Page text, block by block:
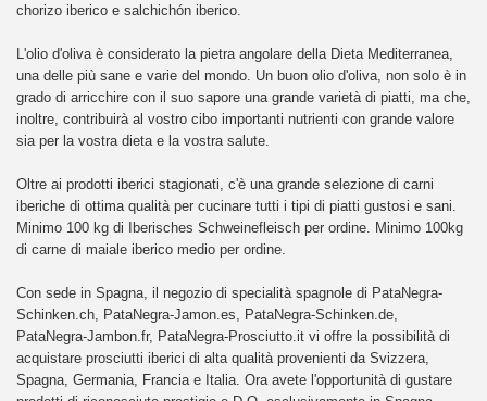
chorizo iberico e salchichón iberico.
L'olio d'oliva è considerato la pietra angolare della Dieta Mediterranea,
una delle più sane e varie del mondo. Un buon olio d'oliva, non solo è in
grado di arricchire con il suo sapore una grande varietà di piatti, ma che,
inoltre, contribuirà al vostro cibo importanti nutrienti con grande valore
sia per la vostra dieta e la vostra salute.
Oltre ai prodotti iberici stagionati, c'è una grande selezione di carni
iberiche di ottima qualità per cucinare tutti i tipi di piatti gustosi e sani.
Minimo 100 kg di Iberisches Schweinefleisch per ordine. Minimo 100kg
di carne di maiale iberico medio per ordine.
Con sede in Spagna, il negozio di specialità spagnole di PataNegra-
Schinken.ch, PataNegra-Jamon.es, PataNegra-Schinken.de,
PataNegra-Jambon.fr, PataNegra-Prosciutto.it vi offre la possibilità di
acquistare prosciutti iberici di alta qualità provenienti da Svizzera,
Spagna, Germania, Francia e Italia. Ora avete l'opportunità di gustare